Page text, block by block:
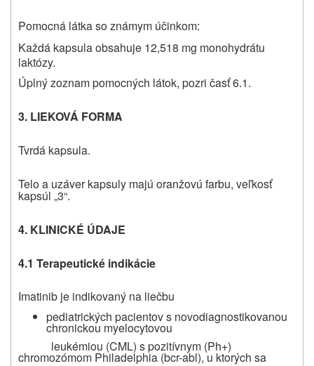
Pomocná látka so známym účinkom:
Každá kapsula obsahuje 12,518 mg monohydrátu
laktózy.
Úplný zoznam pomocných látok, pozri časť 6.1.
3. LIEKOVÁ FORMA
Tvrdá kapsula.
Telo a uzáver kapsuly majú oranžovú farbu, veľkosť
kapsúl „3“.
4. KLINICKÉ ÚDAJE
4.1 Terapeutické indikácie
Imatinib je indikovaný na liečbu
pediatrických pacientov s novodiagnostikovanou
chronickou myelocytovou
leukémiou (CML) s pozitívnym (Ph+)
chromozómom Philadelphia (bcr-abl), u ktorých sa